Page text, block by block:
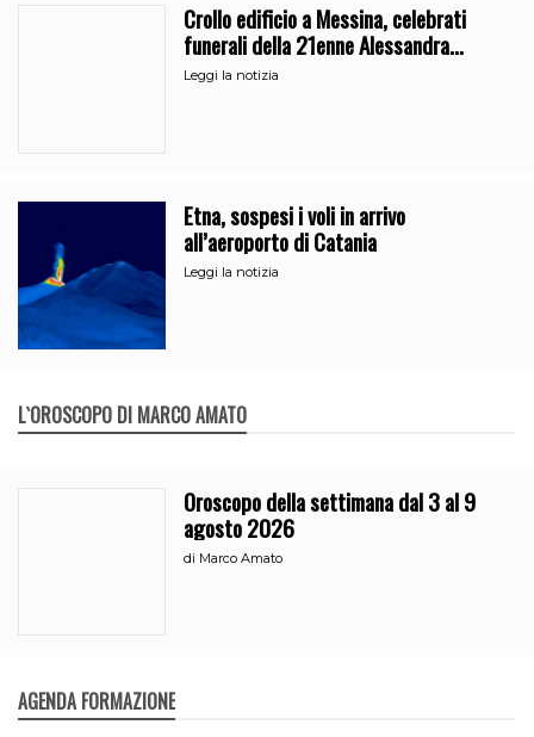
Crollo edificio a Messina, celebrati
funerali della 21enne Alessandra
Frazzica
Leggi la notizia
Etna, sospesi i voli in arrivo
all’aeroporto di Catania
Leggi la notizia
L`OROSCOPO DI MARCO AMATO
Oroscopo della settimana dal 3 al 9
agosto 2026
di Marco Amato
AGENDA FORMAZIONE